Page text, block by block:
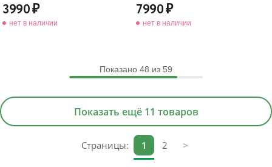
3990
нет в наличии
7990
нет в наличии
Показано 48 из 59
Показать ещё 11 товаров
Страницы: 1 2 >